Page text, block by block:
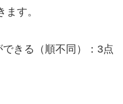
す。
きる（順不同）：3点